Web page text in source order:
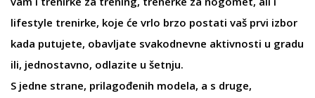
lifestyle trenirke, koje će vrlo brzo postati vaš prvi izbor
kada putujete, obavljate svakodnevne aktivnosti u gradu
ili, jednostavno, odlazite u šetnju.
S jedne strane, prilagođenih modela, a s druge,